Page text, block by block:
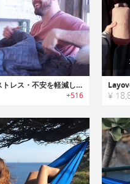
Gravity｜ストレス・不安を軽減しリラックス効果を高めるブランケット「グラビティ」
+516 ¥